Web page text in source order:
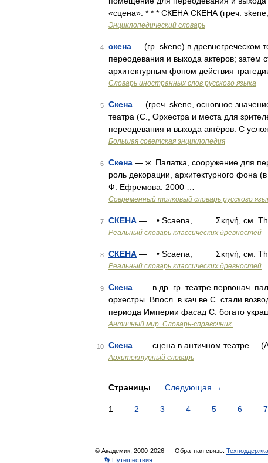
«сцена». * * * СКЕНА СКЕНА (греч.
Энциклопедический словарь
4 скена — (гр. skene) в древнегреческом
переодевания и выхода актеров; затем
архитектурным фоном действия
Словарь иностранных слов русского языка
5 Скена — (греч. skene, основное
театра (С., Орхестра и места для
переодевания и выхода актёров. С
Большая советская энциклопедия
6 Скена — ж. Палатка, сооружение для
роль декорации, архитектурного фона
Ф. Ефремова. 2000 …
Современный толковый словарь русского
7 СКЕНА — • Scaena, Σκηνή, см.
Реальный словарь классических древностей
8 СКЕНА — • Scaena, Σκηνή, см.
Реальный словарь классических древностей
9 Скена — в др. гр. театре первонач.
орхестры. Впосл. в кач ве С. стали
периода Империи фасад С. богато
Античный мир. Словарь-справочник.
10 Скена — сцена в античном театре.
Архитектурный словарь
Страницы Следующая →
1 2 3 4 5 6 7
© Академик, 2000-2026 Обратная связь: Техподдержка
👣 Путешествия